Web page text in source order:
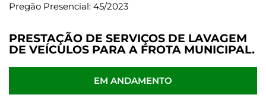
Pregão Presencial: 45/2023
PRESTAÇÃO DE SERVIÇOS DE LAVAGEM
DE VEÍCULOS PARA A FROTA MUNICIPAL.
EM ANDAMENTO